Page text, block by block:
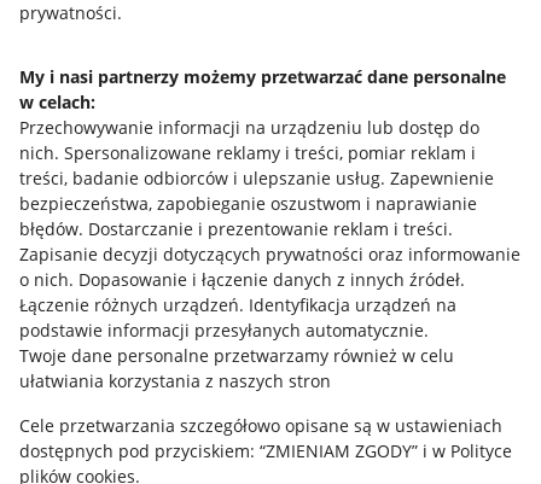
prywatności.
My i nasi partnerzy możemy przetwarzać dane personalne
w celach:
Przechowywanie informacji na urządzeniu lub dostęp do
nich. Spersonalizowane reklamy i treści, pomiar reklam i
treści, badanie odbiorców i ulepszanie usług. Zapewnienie
bezpieczeństwa, zapobieganie oszustwom i naprawianie
błędów. Dostarczanie i prezentowanie reklam i treści.
Zapisanie decyzji dotyczących prywatności oraz informowanie
o nich. Dopasowanie i łączenie danych z innych źródeł.
Łączenie różnych urządzeń. Identyfikacja urządzeń na
podstawie informacji przesyłanych automatycznie.
Twoje dane personalne przetwarzamy również w celu
ułatwiania korzystania z naszych stron
Cele przetwarzania szczegółowo opisane są w ustawieniach
dostępnych pod przyciskiem: “ZMIENIAM ZGODY” i w Polityce
plików cookies.
Jak to działa
Allegro Gadane dla sprzedających
Allegro Gadane dla kupujących
Mapa miejscowości
Informacje prawne
Regulamin
Polityka plików "cookies"
Ustawienia plików "cookies"
Udostępnianie lokalizacji
Informacje dla Aktu o Usługach Cyfrowych